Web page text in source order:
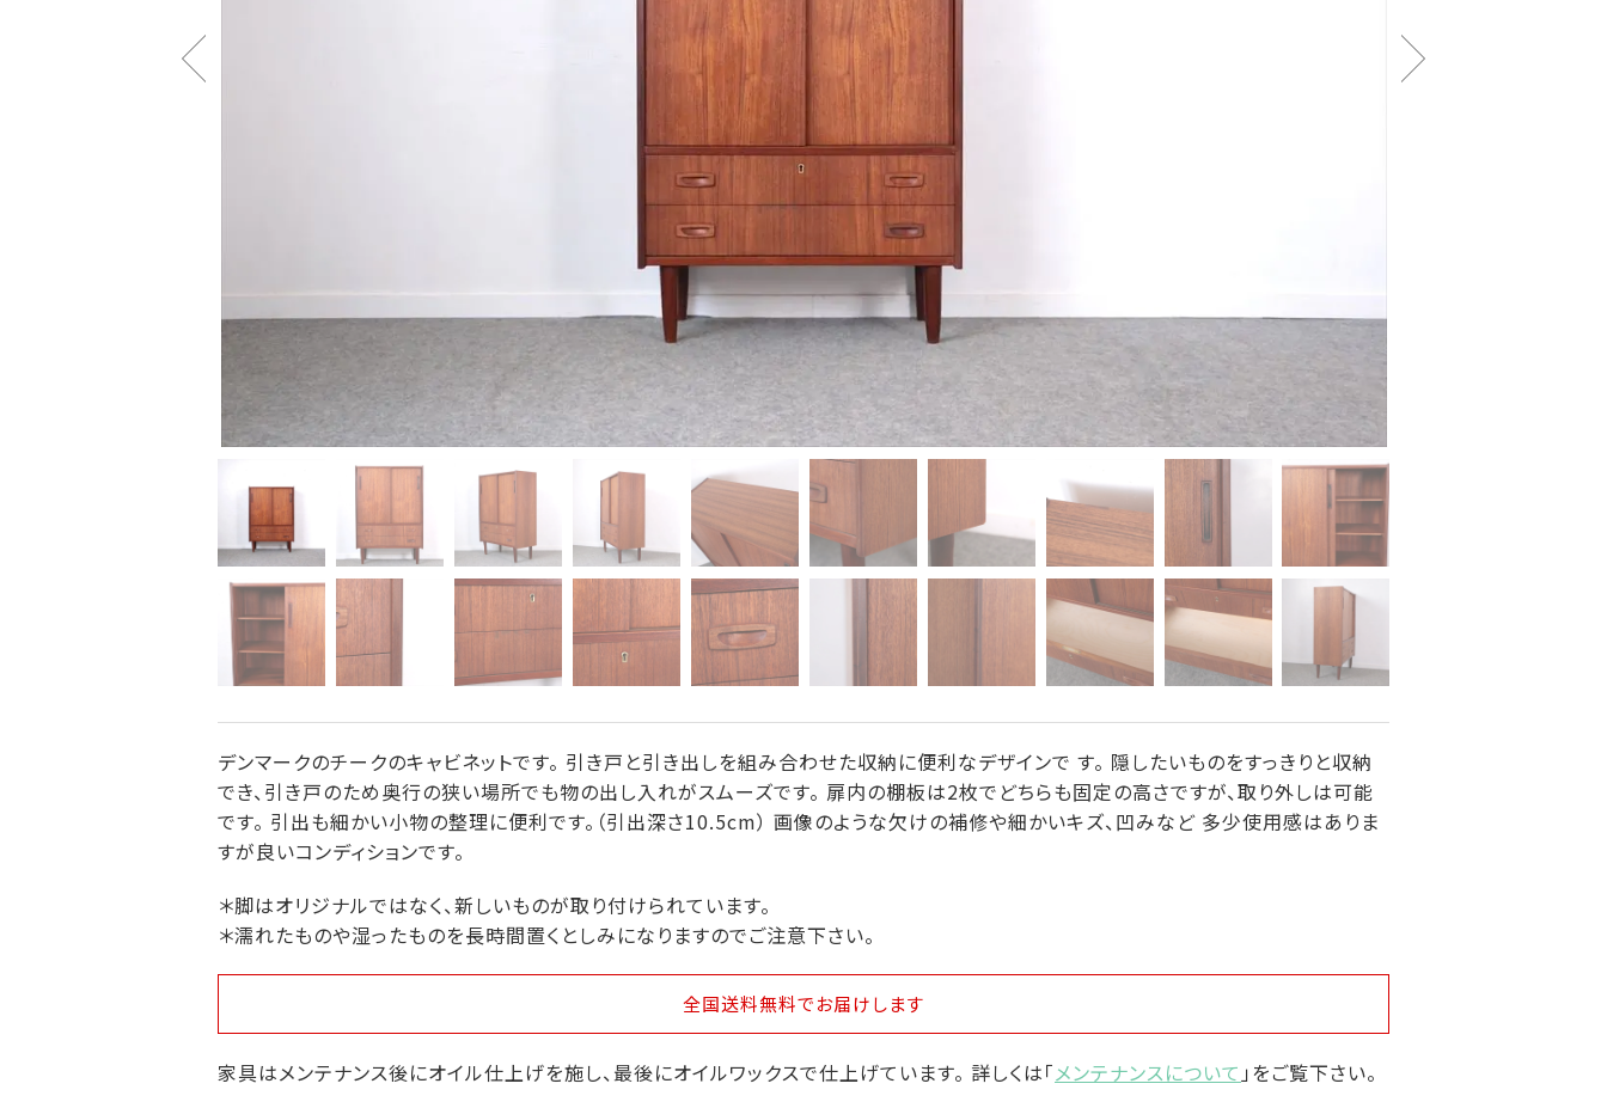
デンマークのチークのキャビネットです。 引き戸と引き出しを組み合わせた収納に便利なデザインで す。 隠したいものをすっきりと収納
でき、引き戸のため奥行の狭い場所でも物の出し入れがスムーズです。 扉内の棚板は2枚でどちらも固定の高さですが、取り外しは可能
です。 引出も細かい小物の整理に便利です。（引出深さ10.5cm） 画像のような欠けの補修や細かいキズ、凹みなど 多少使用感はありま
すが良いコンディションです。
＊脚はオリジナルではなく、新しいものが取り付けられています。
＊濡れたものや湿ったものを長時間置くとしみになりますのでご注意下さい。
全国送料無料でお届けします
家具はメンテナンス後にオイル仕上げを施し、最後にオイルワックスで仕上げています。 詳しくは「メンテナンスについて 」をご覧下さい。